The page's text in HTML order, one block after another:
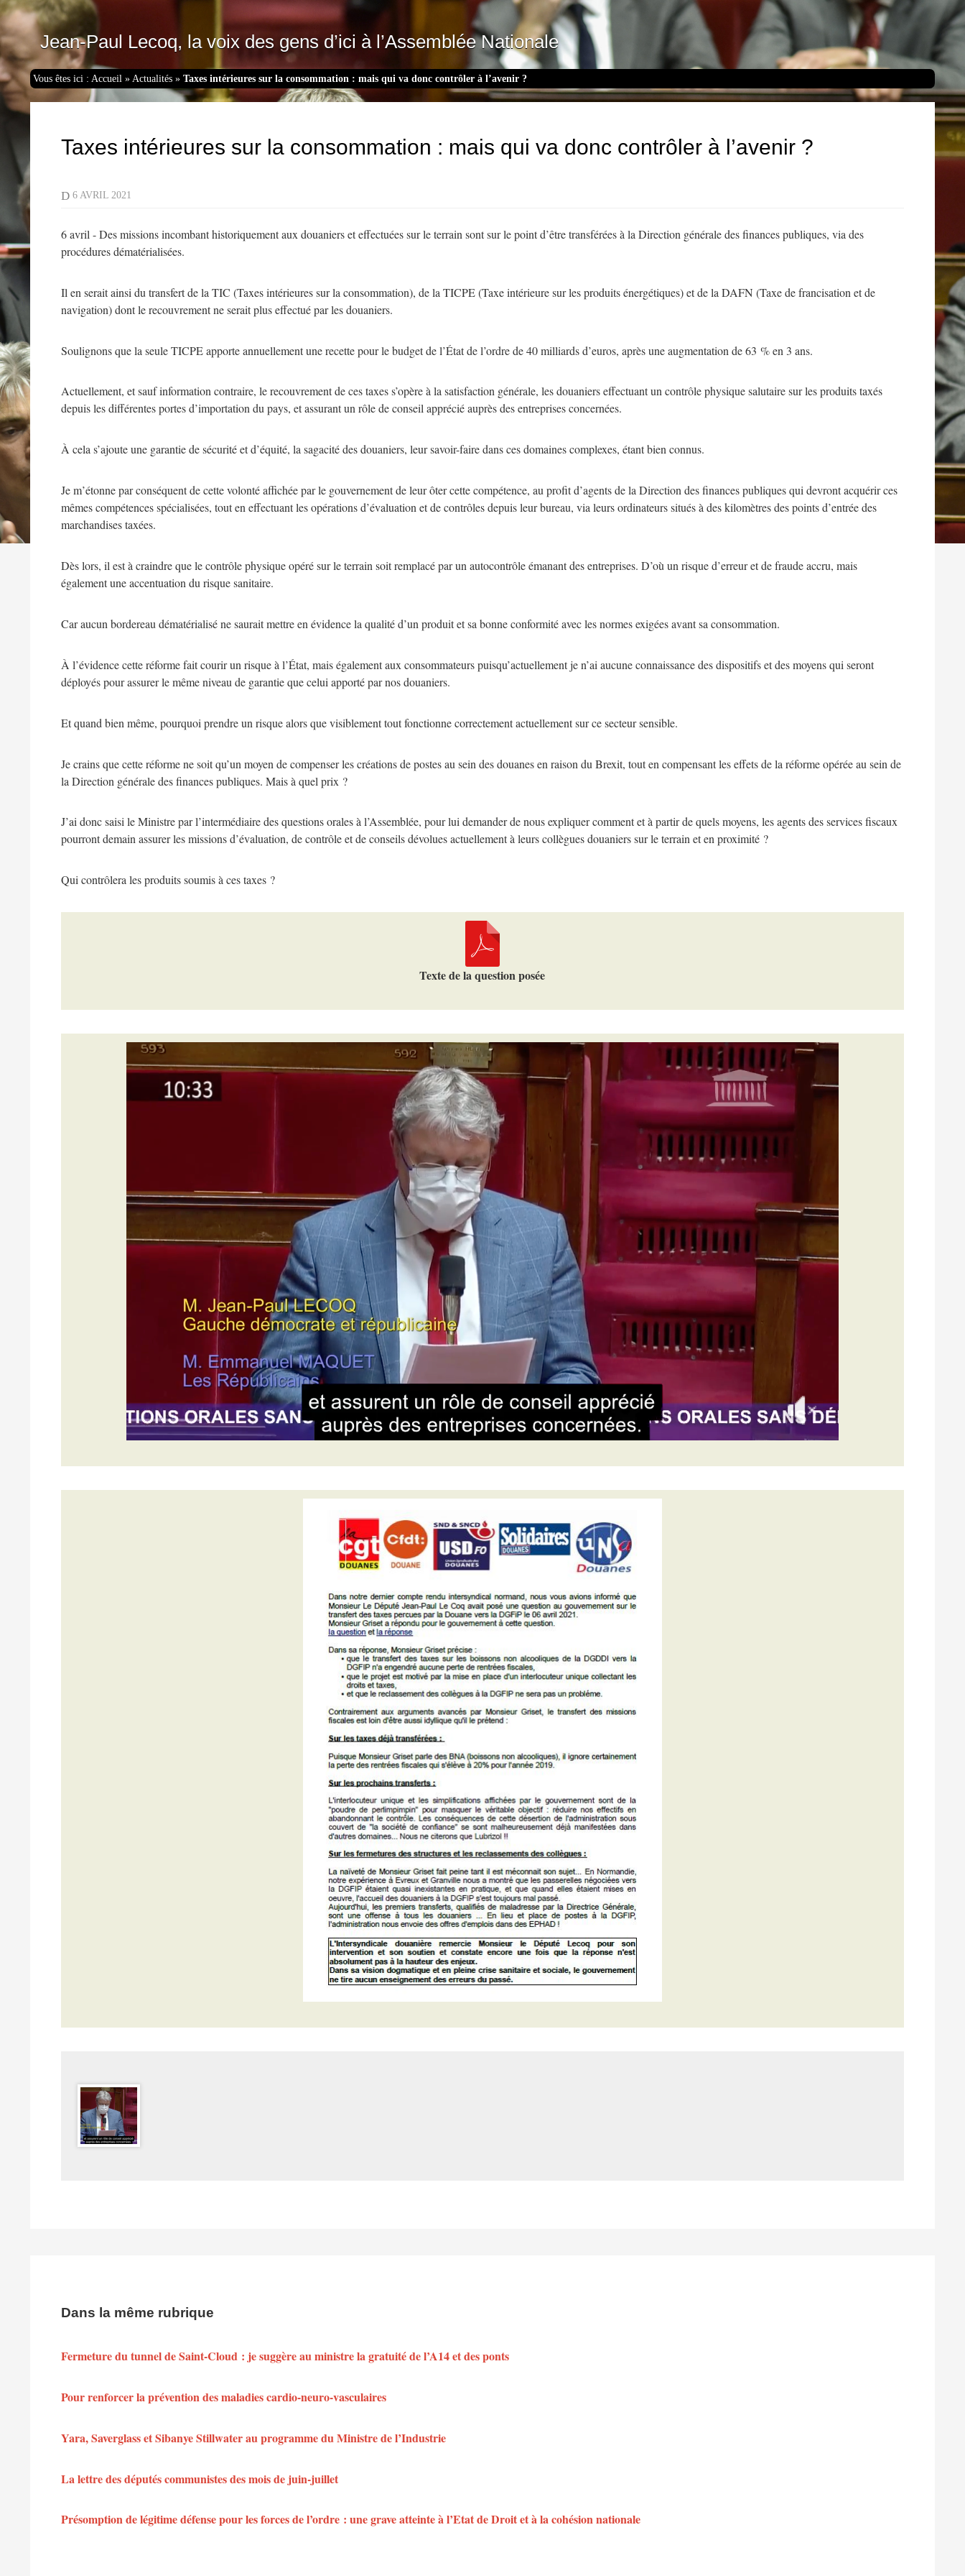
Jean-Paul Lecoq, la voix des gens d’ici à l’Assemblée Nationale
Vous êtes ici :Accueil »Actualités »Taxes intérieures sur la consommation : mais qui va donc contrôler à l’avenir ?
Taxes intérieures sur la consommation : mais qui va donc contrôler à l’avenir ?
D6 AVRIL 2021
6 avril - Des missions incombant historiquement aux douaniers et effectuées sur le terrain sont sur le point d’être transférées à la Direction générale des finances publiques, via des
procédures dématérialisées.
Il en serait ainsi du transfert de la TIC (Taxes intérieures sur la consommation), de la TICPE (Taxe intérieure sur les produits énergétiques) et de la DAFN (Taxe de francisation et de
navigation) dont le recouvrement ne serait plus effectué par les douaniers.
Soulignons que la seule TICPE apporte annuellement une recette pour le budget de l’État de l’ordre de 40 milliards d’euros, après une augmentation de 63 % en 3 ans.
Actuellement, et sauf information contraire, le recouvrement de ces taxes s’opère à la satisfaction générale, les douaniers effectuant un contrôle physique salutaire sur les produits taxés
depuis les différentes portes d’importation du pays, et assurant un rôle de conseil apprécié auprès des entreprises concernées.
À cela s’ajoute une garantie de sécurité et d’équité, la sagacité des douaniers, leur savoir-faire dans ces domaines complexes, étant bien connus.
Je m’étonne par conséquent de cette volonté affichée par le gouvernement de leur ôter cette compétence, au profit d’agents de la Direction des finances publiques qui devront acquérir ces
mêmes compétences spécialisées, tout en effectuant les opérations d’évaluation et de contrôles depuis leur bureau, via leurs ordinateurs situés à des kilomètres des points d’entrée des
marchandises taxées.
Dès lors, il est à craindre que le contrôle physique opéré sur le terrain soit remplacé par un autocontrôle émanant des entreprises. D’où un risque d’erreur et de fraude accru, mais
également une accentuation du risque sanitaire.
Car aucun bordereau dématérialisé ne saurait mettre en évidence la qualité d’un produit et sa bonne conformité avec les normes exigées avant sa consommation.
À l’évidence cette réforme fait courir un risque à l’État, mais également aux consommateurs puisqu’actuellement je n’ai aucune connaissance des dispositifs et des moyens qui seront
déployés pour assurer le même niveau de garantie que celui apporté par nos douaniers.
Et quand bien même, pourquoi prendre un risque alors que visiblement tout fonctionne correctement actuellement sur ce secteur sensible.
Je crains que cette réforme ne soit qu’un moyen de compenser les créations de postes au sein des douanes en raison du Brexit, tout en compensant les effets de la réforme opérée au sein de
la Direction générale des finances publiques. Mais à quel prix ?
J’ai donc saisi le Ministre par l’intermédiaire des questions orales à l’Assemblée, pour lui demander de nous expliquer comment et à partir de quels moyens, les agents des services fiscaux
pourront demain assurer les missions d’évaluation, de contrôle et de conseils dévolues actuellement à leurs collègues douaniers sur le terrain et en proximité ?
Qui contrôlera les produits soumis à ces taxes ?
Texte de la question posée
Dans la même rubrique
Fermeture du tunnel de Saint-Cloud : je suggère au ministre la gratuité de l’A14 et des ponts
Pour renforcer la prévention des maladies cardio-neuro-vasculaires
Yara, Saverglass et Sibanye Stillwater au programme du Ministre de l’Industrie
La lettre des députés communistes des mois de juin-juillet
Présomption de légitime défense pour les forces de l’ordre : une grave atteinte à l’Etat de Droit et à la cohésion nationale